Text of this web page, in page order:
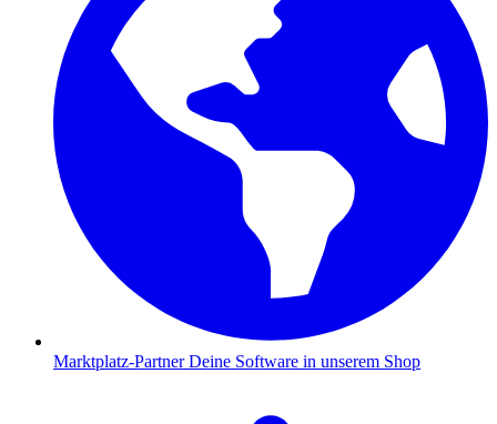
Marktplatz-Partner Deine Software in unserem Shop